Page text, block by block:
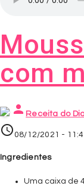
com
person Receita do
access_time 08/12/2021 -
Ingredientes
Uma caixa de